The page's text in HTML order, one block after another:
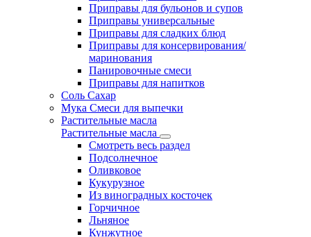
Приправы для бульонов и супов
Приправы универсальные
Приправы для сладких блюд
Приправы для консервирования/
маринования
Панировочные смеси
Приправы для напитков
Соль Сахар
Мука Смеси для выпечки
Растительные масла
Растительные масла
Смотреть весь раздел
Подсолнечное
Оливковое
Кукурузное
Из виноградных косточек
Горчичное
Льняное
Кунжутное